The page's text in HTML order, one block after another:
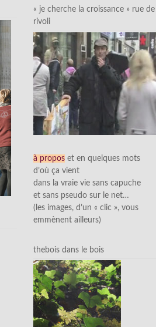
« je cherche la croissance » rue de
rivoli
à propos et en quelques mots
d’où ça vient
dans la vraie vie sans capuche
et sans pseudo sur le net…
(les images, d’un « clic », vous
emmènent ailleurs)
thebois dans le bois